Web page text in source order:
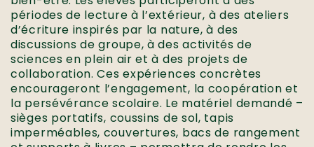
périodes de lecture à l’extérieur, à des ateliers
d’écriture inspirés par la nature, à des
discussions de groupe, à des activités de
sciences en plein air et à des projets de
collaboration. Ces expériences concrètes
encourageront l’engagement, la coopération et
la persévérance scolaire. Le matériel demandé –
sièges portatifs, coussins de sol, tapis
imperméables, couvertures, bacs de rangement